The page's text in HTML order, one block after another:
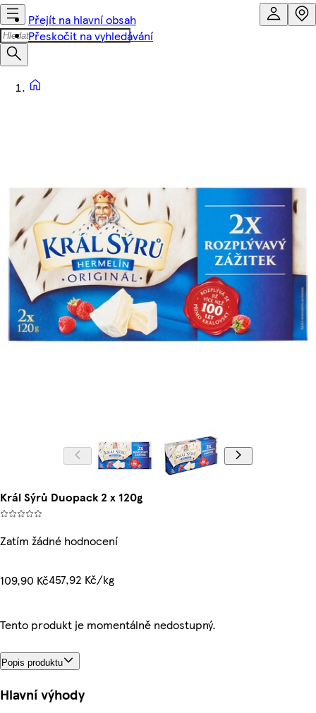
Přejít na hlavní obsah
Přeskočit na vyhledávání
Král Sýrů Duopack 2 x 120g
Zatím žádné hodnocení
109,90 Kč457,92 Kč/kg
Tento produkt je momentálně nedostupný.
Popis produktu
Hlavní výhody